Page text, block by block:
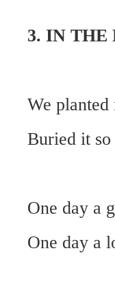
3. IN THE
We
Buried it so
One day a
One day a